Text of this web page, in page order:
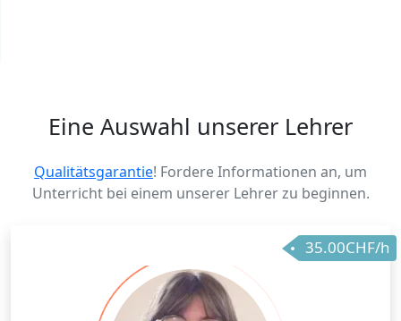
Eine Auswahl unserer Lehrer
Qualitätsgarantie! Fordere Informationen an, um
Unterricht bei einem unserer Lehrer zu beginnen.
35.00CHF/h